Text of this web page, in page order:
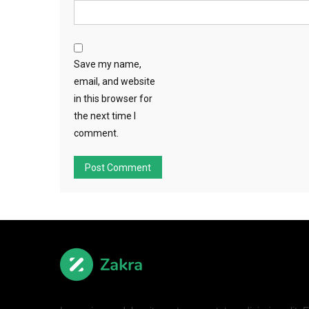
Save my name,
email, and website
in this browser for
the next time I
comment.